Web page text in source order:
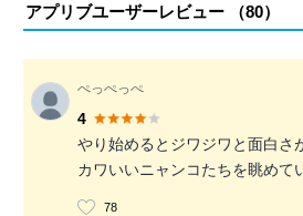
アプリブユーザーレビュー （80）
ぺっぺっぺ
4
やり始めるとジワジワと面白さ
カワいいニャンコたちを眺めて
78